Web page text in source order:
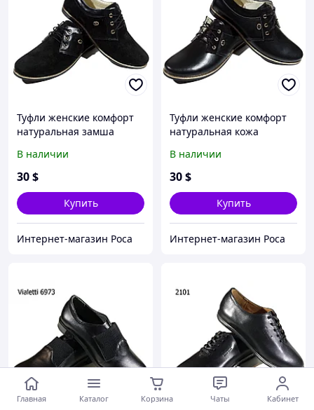
Туфли женские комфорт
натуральная замша
37
В наличии
30$
Купить
Интернет-магазин Роса
Туфли женские комфорт
натуральная кожа
В наличии
30$
Купить
Интернет-магазин Роса
Главная Каталог Корзина Чаты Кабинет